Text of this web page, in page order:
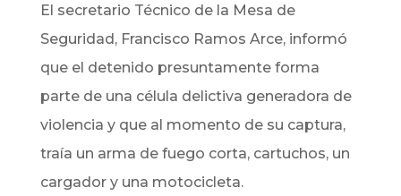
El secretario Técnico de la Mesa de
Seguridad, Francisco Ramos Arce, informó
que el detenido presuntamente forma
parte de una célula delictiva generadora de
violencia y que al momento de su captura,
traía un arma de fuego corta, cartuchos, un
cargador y una motocicleta.